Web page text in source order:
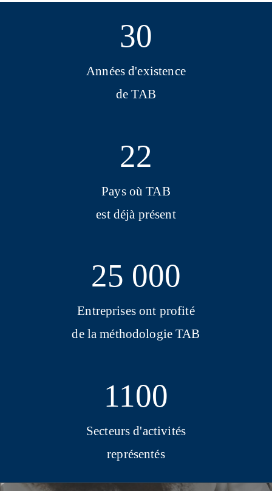
30
Années d'existence
de TAB
22
Pays où TAB
est déjà présent
25 000
Entreprises ont profité
de la méthodologie TAB
1100
Secteurs d'activités
représentés